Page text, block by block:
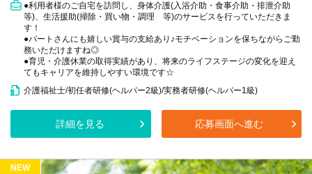
●利用者様のご自宅を訪問し、身体介護(入浴介助・食事介助・排泄介助
等)、生活援助(掃除・買い物・調理 等)のサービスを行っていただきま
す！
●パートさんにも嬉しい賞与の支給あり♪モチベーションを保ちながらご勤
務いただけますね◎
●育児・介護休業の取得実績があり、将来のライフステージの変化を迎え
てもキャリアを維持しやすい環境です☆
介護福祉士/初任者研修(ヘルパー2級)/実務者研修(ヘルパー1級)
詳細を見る 応募画面へ進む
NEW